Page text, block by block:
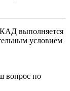
выполняется
условием
вопрос по